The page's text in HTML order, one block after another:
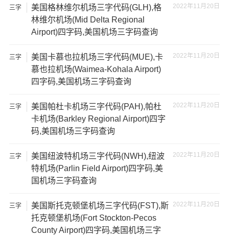
三字
2022年11月20日
美国格林维尔机场三字代码(GLH),格
林维尔机场(Mid Delta Regional
Airport)四字码,美国机场三字码查询
三字
2022年11月20日
美国卡慕也拉机场三字代码(MUE),卡
慕也拉机场(Waimea-Kohala Airport)
四字码,美国机场三字码查询
三字
2022年11月20日
美国帕杜卡机场三字代码(PAH),帕杜
卡机场(Barkley Regional Airport)四字
码,美国机场三字码查询
三字
2022年11月20日
美国纽波特机场三字代码(NWH),纽波
特机场(Parlin Field Airport)四字码,美
国机场三字码查询
三字
2022年11月20日
美国斯托克顿堡机场三字代码(FST),斯
托克顿堡机场(Fort Stockton-Pecos
County Airport)四字码,美国机场三字